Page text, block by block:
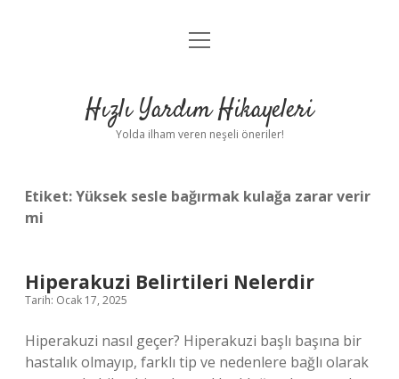
Anasayfa
Yasal Uyarı
menüyü
Hızlı Yardım Hikayeleri
Yolda ilham veren neşeli öneriler!
Etiket:Yüksek sesle bağırmak kulağa zarar verir
mi
Hiperakuzi Belirtileri Nelerdir
Tarih: Ocak 17, 2025
Hiperakuzi nasıl geçer? Hiperakuzi başlı başına bir
hastalık olmayıp, farklı tip ve nedenlere bağlı olarak